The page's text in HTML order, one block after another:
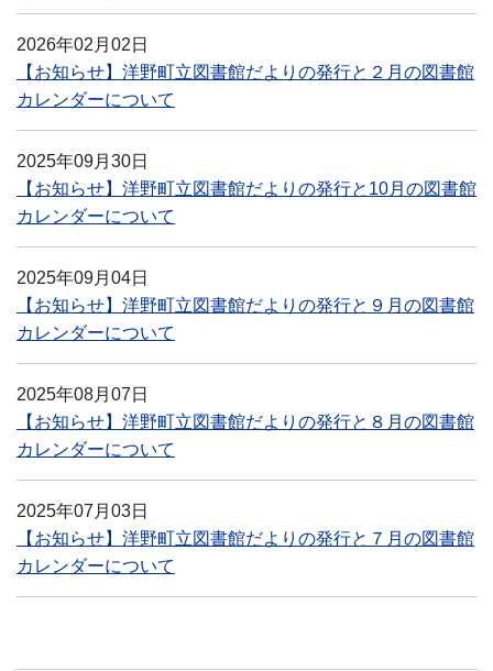
2026年02月02日
【お知らせ】洋野町立図書館だよりの発行と２月の図書館
カレンダーについて
2025年09月30日
【お知らせ】洋野町立図書館だよりの発行と10月の図書館
カレンダーについて
2025年09月04日
【お知らせ】洋野町立図書館だよりの発行と９月の図書館
カレンダーについて
2025年08月07日
【お知らせ】洋野町立図書館だよりの発行と８月の図書館
カレンダーについて
2025年07月03日
【お知らせ】洋野町立図書館だよりの発行と７月の図書館
カレンダーについて